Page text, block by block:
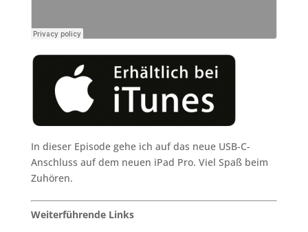
In dieser Episode gehe ich auf das neue USB-C-
Anschluss auf dem neuen iPad Pro. Viel Spaß beim
Zuhören.
Weiterführende Links